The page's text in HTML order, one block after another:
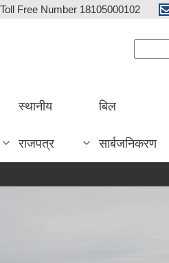
Free Number 18105000102
स्थानीय
राजपत्र
बिल
सार्बजनिकरण